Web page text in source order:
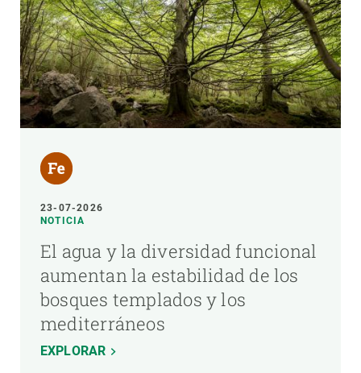
23-07-2026
NOTICIA
El agua y la diversidad funcional
aumentan la estabilidad de los
bosques templados y los
mediterráneos
EXPLORAR